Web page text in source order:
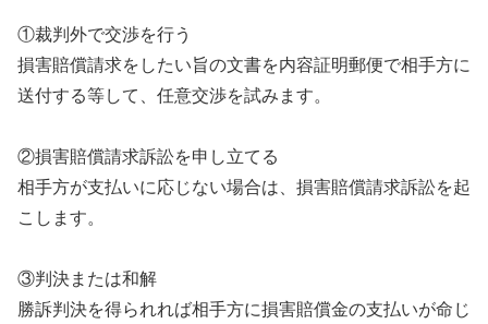
①裁判外で交渉を行う
損害賠償請求をしたい旨の文書を内容証明郵便で相手方に
送付する等して、任意交渉を試みます。
②損害賠償請求訴訟を申し立てる
相手方が支払いに応じない場合は、損害賠償請求訴訟を起
こします。
③判決または和解
勝訴判決を得られれば相手方に損害賠償金の支払いが命じ